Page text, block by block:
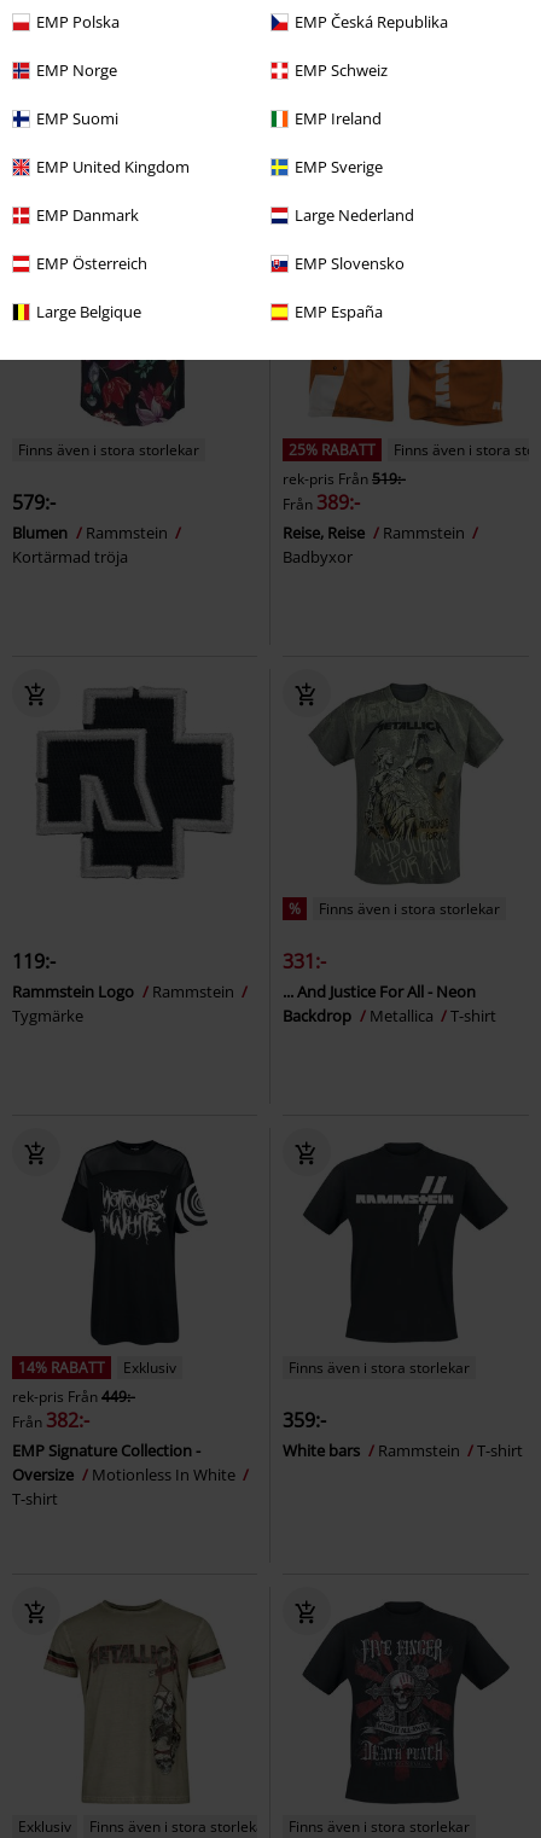
EMP Polska EMP Česká Republika
EMP Norge EMP Schweiz
EMP Suomi EMP Ireland
EMP United Kingdom EMP Sverige
EMP Danmark Large Nederland
EMP Österreich EMP Slovensko
Large Belgique EMP España
Back In Black Torn
rek-prisFrån329:-
Shadow Moth
Finns även i stora storlekar
579:-
Blumen
Rammstein
Kortärmad tröja
25% RABATT
Finns även i stora
rek-pris Från519:-
Från 389:-
Reise, Reise
Rammstein
Badbyxor
119:-
Rammstein Logo
Rammstein
Tygmärke
% Finns även i stora storlekar
331:-
... And Justice For All - Neon
Backdrop
Metallica T-shirt
14% RABATT
Exklusiv
rek-pris Från449:-
Från 382:-
EMP Signature Collection -
Oversize
Motionless In White
T-shirt
Finns även i stora storlekar
359:-
White bars Rammstein T-shirt
Exklusiv
Finns även i stora storlekar
Finns även i stora storlekar